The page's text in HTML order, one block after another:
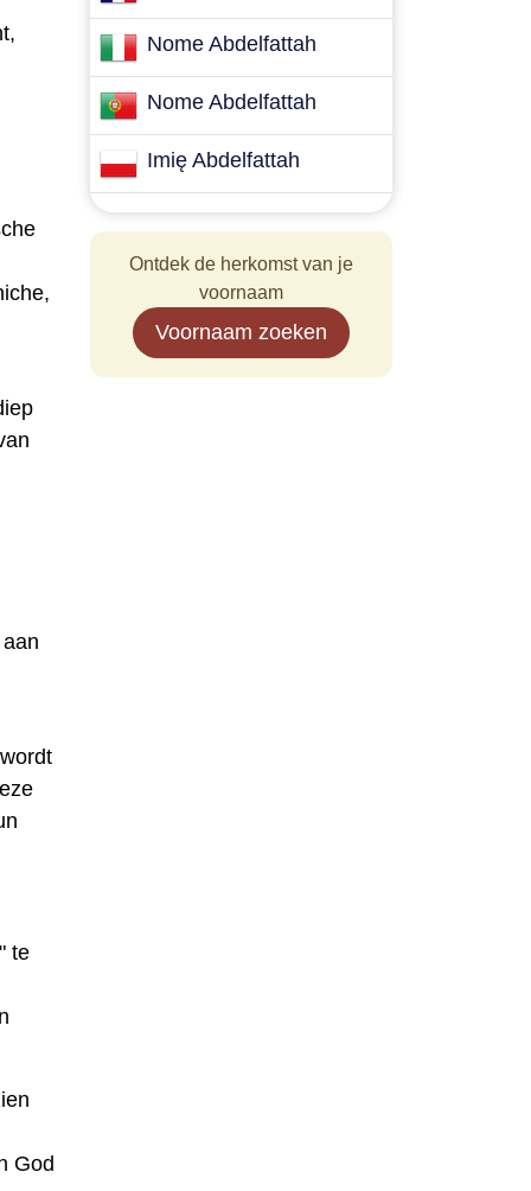
te
God
Nome Abdelfattah
Nome Abdelfattah
Imię Abdelfattah
Ontdek de herkomst van je
voornaam
Voornaam zoeken